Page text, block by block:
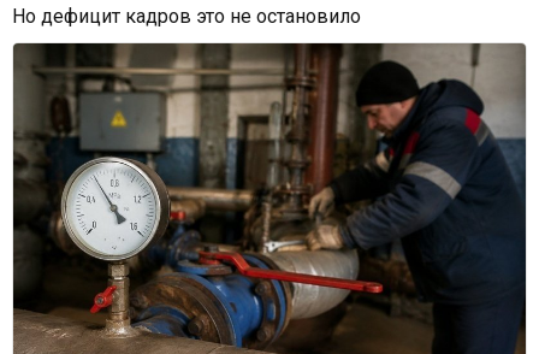
Но дефицит кадров это не остановило